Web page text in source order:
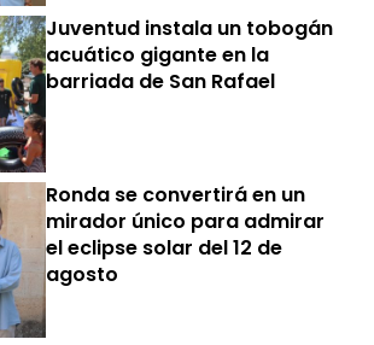
Juventud instala un tobogán
acuático gigante en la
barriada de San Rafael
Ronda se convertirá en un
mirador único para admirar
el eclipse solar del 12 de
agosto